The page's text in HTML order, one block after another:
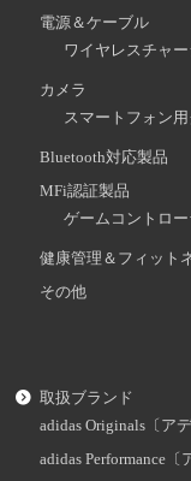
電源＆ケーブル
ワイヤレスチャ
カメラ
スマートフォン
Bluetooth対応製品
MFi認証製品
ゲームコントロー
健康管理＆フィット
その他
取扱ブランド
adidas Originals〔ア
adidas Performance